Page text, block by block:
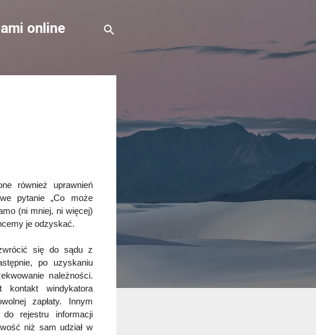
online
również uprawnień
pytanie „Co może
(ni mniej, ni więcej)
je odzyskać.
się do sądu z
po uzyskaniu
należności.
windykatora
zapłaty. Innym
do rejestru informacji
niż sam udział w